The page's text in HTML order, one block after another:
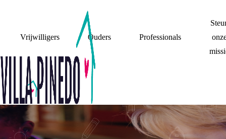
Vrijwilligers Ouders Professionals